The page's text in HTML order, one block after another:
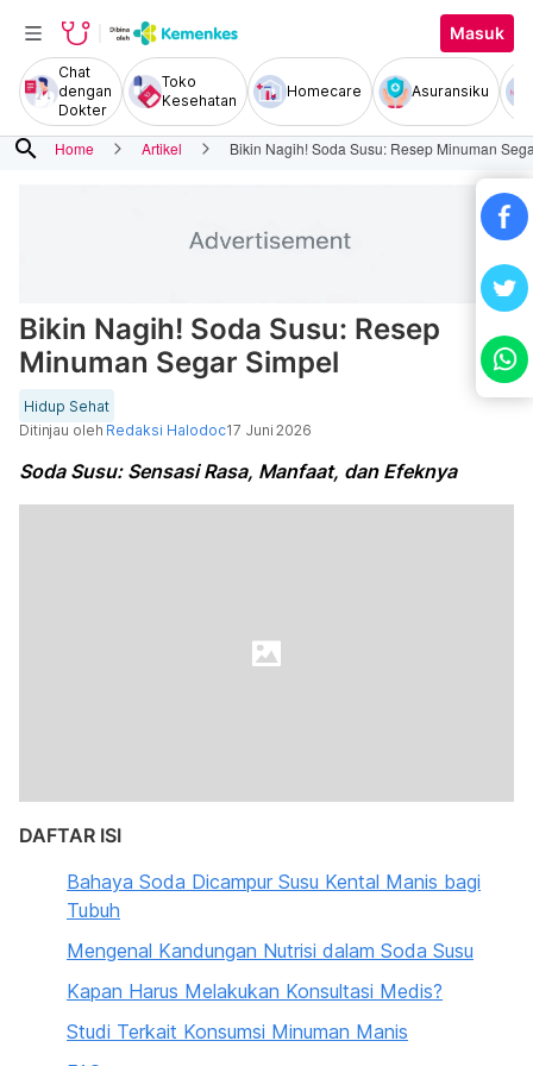
Masuk
Chat
dengan
Dokter
Toko
Kesehatan
Homecare Asuransiku
search Home Artikel Bikin Nagih! Soda Susu: Resep Minuman
Bikin Nagih! Soda Susu: Resep
Minuman Segar Simpel
Hidup Sehat
Ditinjau oleh Redaksi Halodoc17 Juni 2026
Soda Susu: Sensasi Rasa, Manfaat, dan Efeknya
DAFTAR ISI
Bahaya Soda Dicampur Susu Kental Manis bagi
Tubuh
Mengenal Kandungan Nutrisi dalam Soda Susu
Kapan Harus Melakukan Konsultasi Medis?
Studi Terkait Konsumsi Minuman Manis